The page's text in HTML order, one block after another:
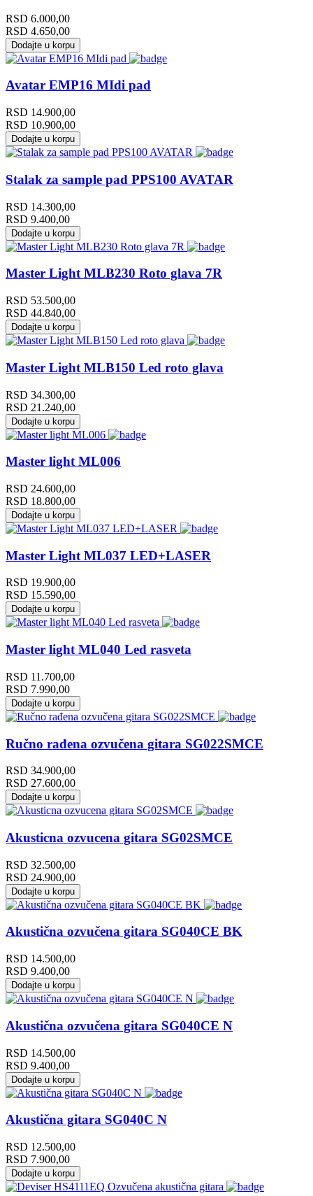
RSD 6.000,00
RSD 4.650,00
Dodajte u korpu
Avatar EMP16 MIdi pad
RSD 14.900,00
RSD 10.900,00
Dodajte u korpu
Stalak za sample pad PPS100 AVATAR
RSD 14.300,00
RSD 9.400,00
Dodajte u korpu
Master Light MLB230 Roto glava 7R
RSD 53.500,00
RSD 44.840,00
Dodajte u korpu
Master Light MLB150 Led roto glava
RSD 34.300,00
RSD 21.240,00
Dodajte u korpu
Master light ML006
RSD 24.600,00
RSD 18.800,00
Dodajte u korpu
Master Light ML037 LED+LASER
RSD 19.900,00
RSD 15.590,00
Dodajte u korpu
Master light ML040 Led rasveta
RSD 11.700,00
RSD 7.990,00
Dodajte u korpu
Ručno rađena ozvučena gitara SG022SMCE
RSD 34.900,00
RSD 27.600,00
Dodajte u korpu
Akusticna ozvucena gitara SG02SMCE
RSD 32.500,00
RSD 24.900,00
Dodajte u korpu
Akustična ozvučena gitara SG040CE BK
RSD 14.500,00
RSD 9.400,00
Dodajte u korpu
Akustična ozvučena gitara SG040CE N
RSD 14.500,00
RSD 9.400,00
Dodajte u korpu
Akustična gitara SG040C N
RSD 12.500,00
RSD 7.900,00
Dodajte u korpu